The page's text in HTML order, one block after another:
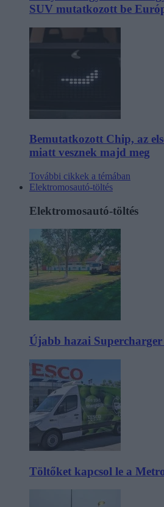
SUV mutatkozott be
Bemutatkozott Chip, az
miatt vesznek majd meg
További cikkek a témában
Elektromosautó-töltés
Elektromosautó-töltés
Újabb hazai Supercharger
Töltőket kapcsol le a Metro